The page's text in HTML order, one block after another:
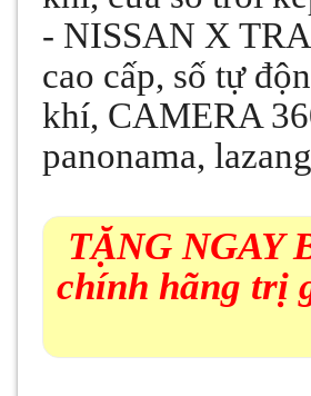
- NISSAN X
cao cấp, số tự
khí, CAMERA
panonama,
TẶNG NGAY
chính hãng trị